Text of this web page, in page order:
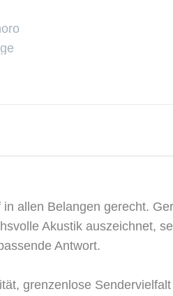
allen Belangen gerecht.
Akustik auszeichnet,
Antwort.
grenzenlose